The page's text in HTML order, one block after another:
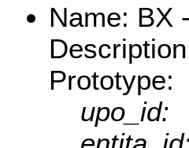
Name: BX
Prototype:
upo_id: